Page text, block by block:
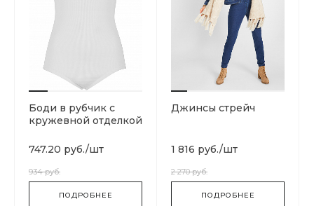
Боди в рубчик с
кружевной отделкой
747.20 руб./шт
934 руб.
ПОДРОБНЕЕ
Джинсы стрейч
1 816 руб./шт
2 270 руб.
ПОДРОБНЕЕ